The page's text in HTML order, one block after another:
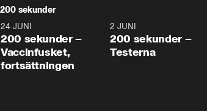
200 sekunder
5:00
24 JUNI
200 sekunder –
Vaccinfusket,
fortsättningen
2 JUNI
200 sekunder –
Testerna